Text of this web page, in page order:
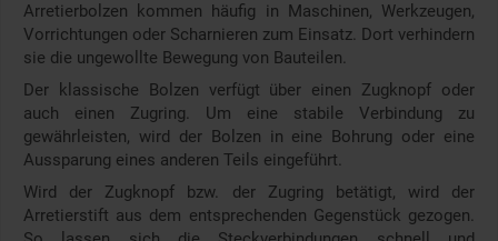
Arretierbolzen kommen häufig in Maschinen, Werkzeugen,
Vorrichtungen oder Scharnieren zum Einsatz. Dort verhindern
sie die ungewollte Bewegung von Bauteilen.
Der klassische Bolzen verfügt über einen Zugknopf oder
auch einen Zugring. Um eine stabile Verbindung zu
gewährleisten, wird der Bolzen in eine Bohrung oder eine
Aussparung eines anderen Teils eingeführt.
Wird der Zugknopf bzw. der Zugring betätigt, wird der
Arretierstift aus dem entsprechenden Gegenstück gezogen.